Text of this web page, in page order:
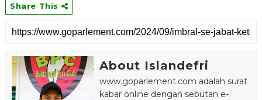
Share This
About Islandefri
www.goparlement.com adalah surat
kabar online dengan sebutan e-